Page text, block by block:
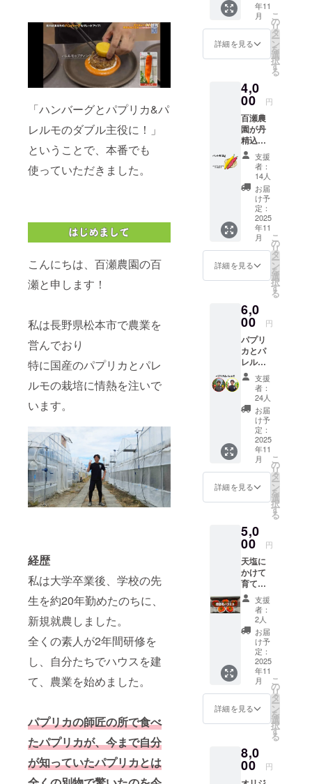
「ハンバーグとパプリカ&パ
レルモのダブル主役に！」
ということで、本番でも
使っていただきました。
こんにちは、百瀬農園の百
瀬と申します！
私は長野県松本市で農業を
営んでおり
特に国産のパプリカとパレ
ルモの栽培に情熱を注いで
います。
経歴
私は大学卒業後、学校の先
生を約20年勤めたのちに、
新規就農しました。
全くの素人が2年間研修を
し、自分たちでハウスを建
て、農業を始めました。
パプリカの師匠の所で食べ
たパプリカが、今まで自分
が知っていたパプリカとは
けない中
で、仲間に
助けてもら
古ハウスを
建てまし
まだまだ栽
培力や販売
力か足りな
いので大変
なことも多
いですが、
国内に2割し
かない国産
パプリカ
や、パプリ
カの仲間で
れこんで
作っている
パレルモの
美味しさを1
人でも多く
の人に伝え
たいです！
年11
月
詳細を見る
こ
の
リ
タ
ー
ン
を
選
択
す
る
4,0
00 円
百瀬農
園が丹
精込め
て作っ
たパレ
ルモ1kg
をお届
けしま
す！ 内
容量：
1kg (サ
イズに
よりま
すが
6~10個
入りで
地：長
野県
支援
者：
14人
お届
け予
定：
2025
年11
月
詳細を見る
こ
の
リ
タ
ー
ン
を
選
択
す
る
6,0
00 円
パプリ
カとパ
レルモ
の詰め
合わせ
です。
内容
量：2ｋ
ｇ （サ
イズに
よりま
すがパ
プリカ8
個、パ
レルモ4
個ほど
ます）
産地：
長野県
支援
者：
24人
お届
け予
定：
2025
年11
月
詳細を見る
こ
の
リ
タ
ー
ン
を
選
択
す
る
5,0
00 円
天塩に
かけて
育てた
パプリ
カを特
別な包
装にて
お届け
いたし
ます。
内容
量：パ
プリカ5
個 産
地：長
野県 注
レルモ
ではあ
りませ
支援
者：
2人
お届
け予
定：
2025
年11
月
詳細を見る
こ
の
リ
タ
ー
ン
を
選
択
す
る
8,0
00 円